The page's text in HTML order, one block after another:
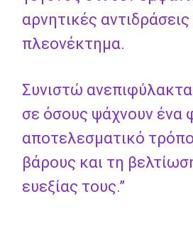
αρνητικές
πλεονέκτημα.
Συνιστώ
σε όσους ψάχνουν ένα
αποτελεσματικό
βάρους και τη
ευεξίας τους.”